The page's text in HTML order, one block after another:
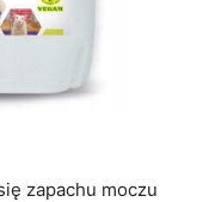
zapachu moczu